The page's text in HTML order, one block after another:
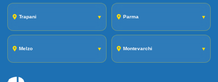
Trapani ▼ Parma ▼
Melzo ▼ Montevarchi ▼